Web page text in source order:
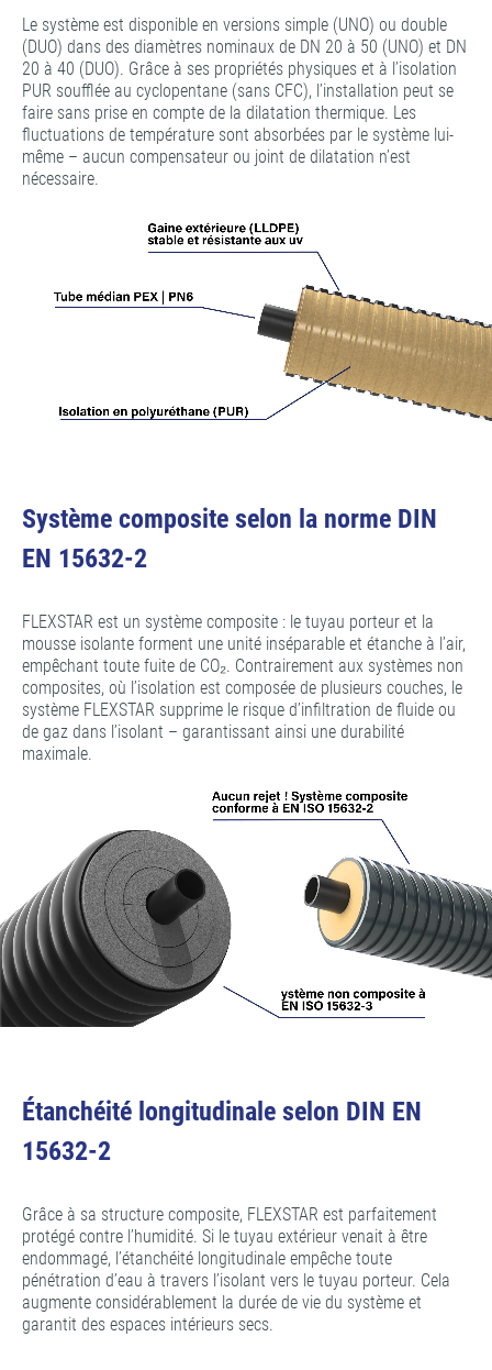
Le système est disponible en versions simple (UNO) ou double
(DUO) dans des diamètres nominaux de DN 20 à 50 (UNO) et DN
20 à 40 (DUO). Grâce à ses propriétés physiques et à l’isolation
PUR soufflée au cyclopentane (sans CFC), l’installation peut se
faire sans prise en compte de la dilatation thermique. Les
fluctuations de température sont absorbées par le système lui-
même – aucun compensateur ou joint de dilatation n’est
nécessaire.
Système composite selon la norme DIN
EN 15632-2
FLEXSTAR est un système composite : le tuyau porteur et la
mousse isolante forment une unité inséparable et étanche à l’air,
empêchant toute fuite de CO₂. Contrairement aux systèmes non
composites, où l’isolation est composée de plusieurs couches, le
système FLEXSTAR supprime le risque d’infiltration de fluide ou
de gaz dans l’isolant – garantissant ainsi une durabilité
maximale.
Étanchéité longitudinale selon DIN EN
15632-2
Grâce à sa structure composite, FLEXSTAR est parfaitement
protégé contre l’humidité. Si le tuyau extérieur venait à être
endommagé, l’étanchéité longitudinale empêche toute
pénétration d’eau à travers l’isolant vers le tuyau porteur. Cela
augmente considérablement la durée de vie du système et
garantit des espaces intérieurs secs.